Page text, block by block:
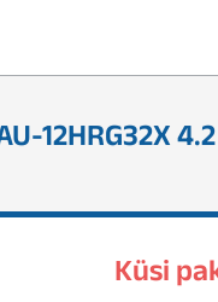
12HRG32X
Küsi